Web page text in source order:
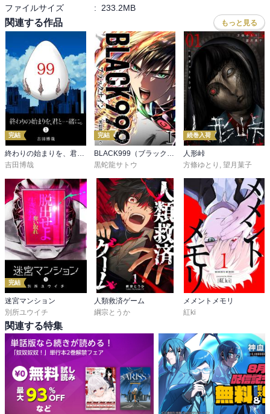
ファイルサイズ
: 233.2MB
関連する作品 もっと見る
完結
終わりの始まりを、君と一緒に。
吉田博哉
完結
BLACK999（ブラックナイン）
黒蛇龍サトウ
続巻入荷
人形峠
方條ゆとり , 望月菓子
完結
迷宮マンション
別所ユウイチ
人類救済ゲーム
綱宗とうか
メメントメモリ
紅ki
関連する特集